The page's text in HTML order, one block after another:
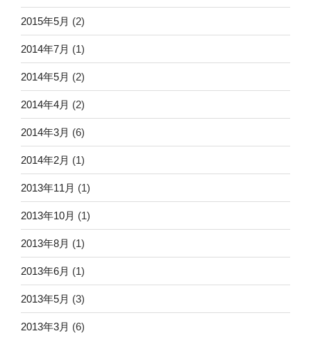
2015年5月 (2)
2014年7月 (1)
2014年5月 (2)
2014年4月 (2)
2014年3月 (6)
2014年2月 (1)
2013年11月 (1)
2013年10月 (1)
2013年8月 (1)
2013年6月 (1)
2013年5月 (3)
2013年3月 (6)